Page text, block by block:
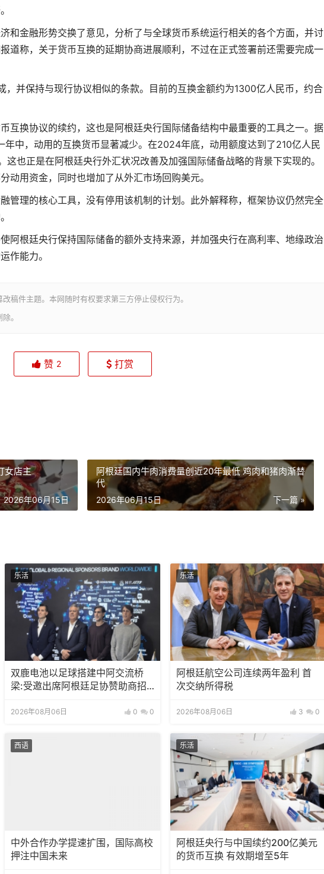
和金融形势交换了意见，分析了与全球货币系统运行相关的各个方面，并讨
道称，关于货币互换的延期协商进展顺利，不过在正式签署前还需要完成一
，并保持与现行协议相似的条款。目前的互换金额约为1300亿人民币，约合
互换协议的续约，这也是阿根廷央行国际储备结构中最重要的工具之一。据
中，动用的互换货币显著减少。在2024年底，动用额度达到了210亿人民
也正是在阿根廷央行外汇状况改善及加强国际储备战略的背景下实现的。
动用资金，同时也增加了从外汇市场回购美元。
管理的核心工具，没有停用该机制的计划。此外解释称，框架协议仍然完全
阿根廷央行保持国际储备的额外支持来源，并加强央行在高利率、地缘政治
作能力。
稿件主题。本网随时有权要求第三方停止侵权行为。
。
赞 2 打赏
女店主
2026年06月15日
阿根廷国内牛肉消费量创近20年最低 鸡肉和猪肉渐替
代
下一篇 »
2026年06月15日
乐活
双鹿电池以足球搭建中阿交流桥
梁:受邀出席阿根廷足协赞助商招
2026年08月06日 0 0
乐活
阿根廷航空公司连续两年盈利 首
次交纳所得税
2026年08月06日 3 0
西语
中外合作办学提速扩围，国际高校
押注中国未来
乐活
阿根廷央行与中国续约200亿美元
的货币互换 有效期增至5年